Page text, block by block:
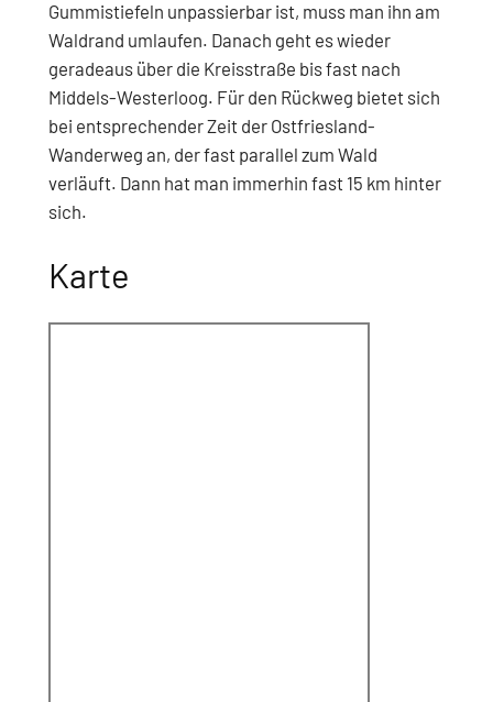
Gummistiefeln unpassierbar ist, muss man ihn am
Waldrand umlaufen. Danach geht es wieder
geradeaus über die Kreisstraße bis fast nach
Middels-Westerloog. Für den Rückweg bietet sich
bei entsprechender Zeit der Ostfriesland-
Wanderweg an, der fast parallel zum Wald
verläuft. Dann hat man immerhin fast 15 km hinter
sich.
Karte